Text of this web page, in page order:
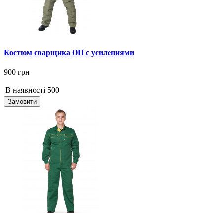
Костюм сварщика ОП с усилениями
900 грн
В наявності 500
Замовити